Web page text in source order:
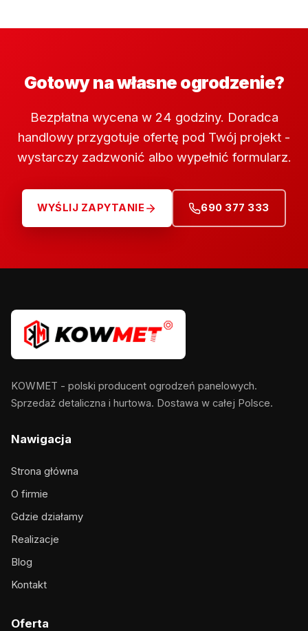
Gotowy na własne ogrodzenie?
Bezpłatna wycena w 24 godziny. Doradca
handlowy przygotuje ofertę pod Twój projekt -
wystarczy zadzwonić albo wypełnić formularz.
WYŚLIJ ZAPYTANIE 690 377 333
KOWMET - polski producent ogrodzeń panelowych.
Sprzedaż detaliczna i hurtowa. Dostawa w całej Polsce.
Nawigacja
Strona główna
O firmie
Gdzie działamy
Realizacje
Blog
Kontakt
Oferta